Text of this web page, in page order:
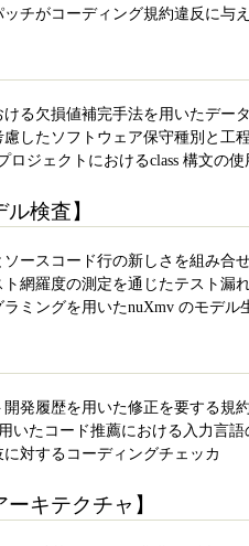
ッチがコーディング規約違反に与
る欠損値補完手法を用いたデー
したソフトウェア保守種別と工
ロジェクトにおけるclass 構文の
ル検査】
ソースコード行の新しさを組み合
網羅度の測定を通じたテスト漏
ラミングを用いたnuXmv のモデル
発履歴を用いた修正を要する規
いたコード推薦における入力言語
対するコーディングチェッカ
ーキテクチャ】